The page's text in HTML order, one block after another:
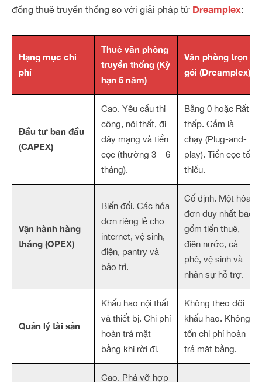
đồng thuê truyền thống so với giải pháp từ Dreamplex:
Hạng mục chi
phí
Thuê văn phòng
truyền thống (Kỳ
hạn 5 năm)
Văn phòng trọn
gói (Dreamplex)
Đầu tư ban đầu
(CAPEX)
Cao. Yêu cầu thi
công, nội thất, đi
dây mạng và tiền
cọc (thường 3 – 6
tháng).
Bằng 0 hoặc Rất
thấp. Cắm là
chạy (Plug-and-
play). Tiền cọc tối
thiểu.
Vận hành hàng
tháng (OPEX)
Biến đổi. Các hóa
đơn riêng lẻ cho
internet, vệ sinh,
điện, pantry và
bảo trì.
Cố định. Một hóa
đơn duy nhất bao
gồm tiền thuê,
điện nước, cà
phê, vệ sinh và
nhân sự hỗ trợ.
Quản lý tài sản
Khấu hao nội thất
và thiết bị. Chi phí
hoàn trả mặt
bằng khi rời đi.
Không theo dõi
khấu hao. Không
tốn chi phí hoàn
trả mặt bằng.
Cao. Phá vỡ hợp